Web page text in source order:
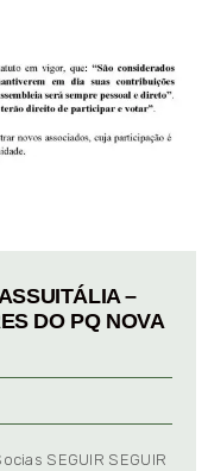
–
DO PQ NOVA
SEGUIR SEGUIR